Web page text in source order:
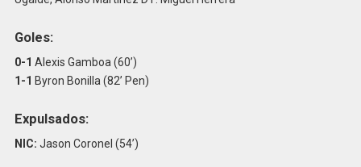
Goles:
0-1 Alexis Gamboa (60’)
1-1 Byron Bonilla (82’ Pen)
Expulsados:
NIC: Jason Coronel (54’)